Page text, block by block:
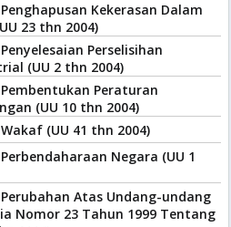
Kekerasan Dalam
23 thn 2004)
Perselisihan
(UU 2 thn 2004)
Peraturan
(UU 10 thn 2004)
(UU 41 thn 2004)
Negara (UU 1
Atas Undang-undang
Nomor 23 Tahun 1999 Tentang